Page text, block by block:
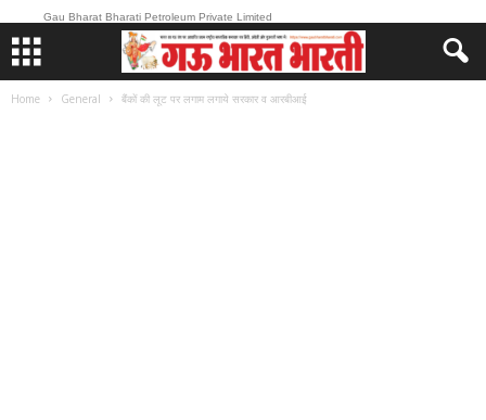
Gau Bharat Bharati Petroleum Private Limited
Home General बैंकों की लूट पर लगाम लगाये सरकार व आरबीआई